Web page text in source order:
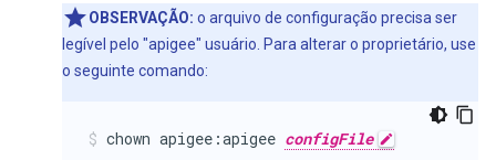
OBSERVAÇÃO: o arquivo de configuração precisa ser
legível pelo "apigee" usuário. Para alterar o proprietário, use
o seguinte comando:
chown apigee:apigee configFile